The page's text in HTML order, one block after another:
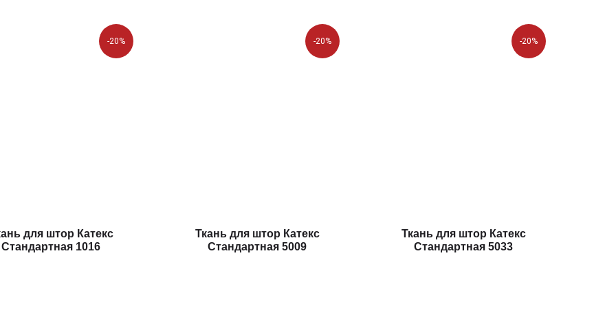
-20%
для штор Катекс
Стандартная 1016
-20%
Ткань для штор Катекс
Стандартная 5009
-20%
Ткань для штор Катекс
Стандартная 5033